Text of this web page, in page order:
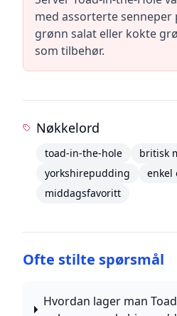
med assorterte senneper
grønn salat eller kokte
som tilbehør.
Nøkkelord
toad-in-the-hole britisk
yorkshirepudding
enkel
middagsfavoritt
Ofte stilte spørsmål
Hvordan lager man